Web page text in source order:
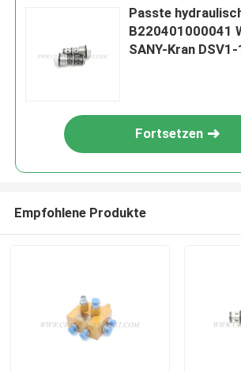
Passte
B220401000041
SANY-Kran
Fortsetzen
Empfohlene Produkte